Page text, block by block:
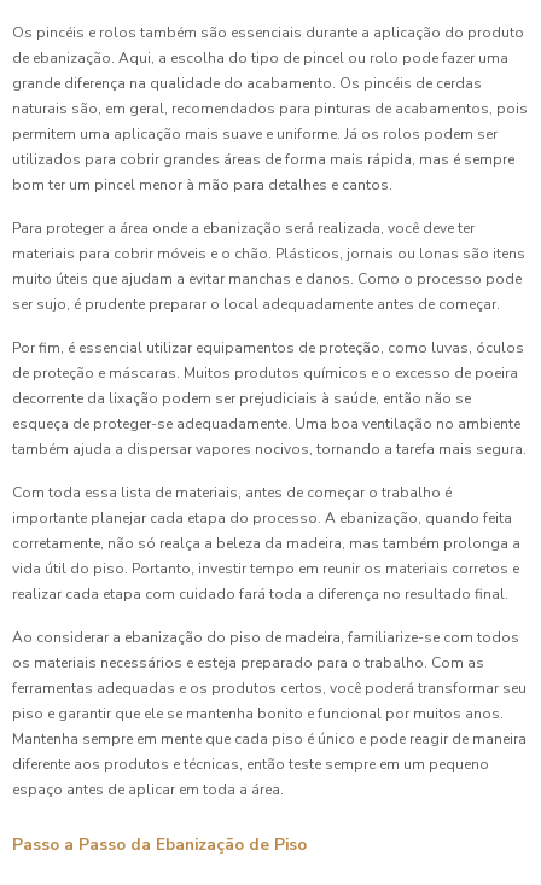
Os pincéis e rolos também são essenciais durante a aplicação do produto
de ebanização. Aqui, a escolha do tipo de pincel ou rolo pode fazer uma
grande diferença na qualidade do acabamento. Os pincéis de cerdas
naturais são, em geral, recomendados para pinturas de acabamentos, pois
permitem uma aplicação mais suave e uniforme. Já os rolos podem ser
utilizados para cobrir grandes áreas de forma mais rápida, mas é sempre
bom ter um pincel menor à mão para detalhes e cantos.
Para proteger a área onde a ebanização será realizada, você deve ter
materiais para cobrir móveis e o chão. Plásticos, jornais ou lonas são itens
muito úteis que ajudam a evitar manchas e danos. Como o processo pode
ser sujo, é prudente preparar o local adequadamente antes de começar.
Por fim, é essencial utilizar equipamentos de proteção, como luvas, óculos
de proteção e máscaras. Muitos produtos químicos e o excesso de poeira
decorrente da lixação podem ser prejudiciais à saúde, então não se
esqueça de proteger-se adequadamente. Uma boa ventilação no ambiente
também ajuda a dispersar vapores nocivos, tornando a tarefa mais segura.
Com toda essa lista de materiais, antes de começar o trabalho é
importante planejar cada etapa do processo. A ebanização, quando feita
corretamente, não só realça a beleza da madeira, mas também prolonga a
vida útil do piso. Portanto, investir tempo em reunir os materiais corretos e
realizar cada etapa com cuidado fará toda a diferença no resultado final.
Ao considerar a ebanização do piso de madeira, familiarize-se com todos
os materiais necessários e esteja preparado para o trabalho. Com as
ferramentas adequadas e os produtos certos, você poderá transformar seu
piso e garantir que ele se mantenha bonito e funcional por muitos anos.
Mantenha sempre em mente que cada piso é único e pode reagir de maneira
diferente aos produtos e técnicas, então teste sempre em um pequeno
espaço antes de aplicar em toda a área.
Passo a Passo da Ebanização de Piso